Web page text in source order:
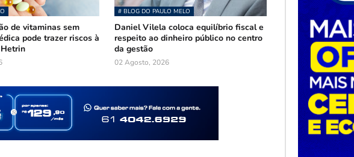
de vitaminas sem
pode trazer riscos à
# BLOG DO PAULO MELO
Daniel Vilela coloca equilíbrio fiscal e
respeito ao dinheiro público no centro
da gestão
02 Agosto, 2026